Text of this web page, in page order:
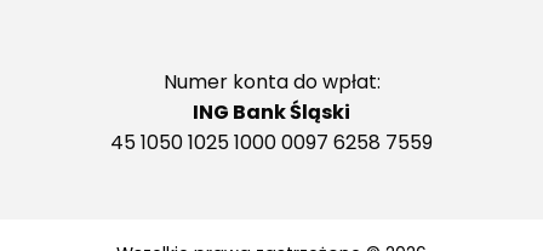
Numer konta do wpłat:
ING Bank Śląski
45 1050 1025 1000 0097 6258 7559